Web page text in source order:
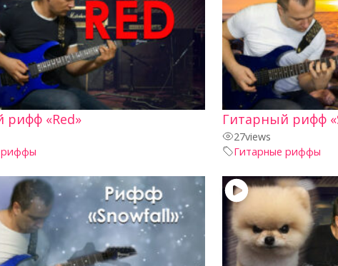
рифф «Red»
риффы
Гитарный рифф
27views
Гитарные риффы